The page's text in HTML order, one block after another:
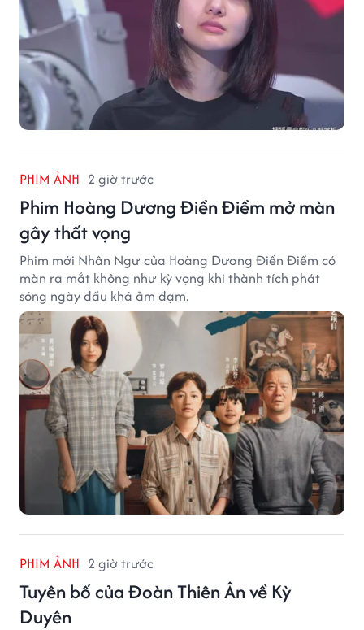
PHIM ẢNH 2 giờ trước
Phim Hoàng Dương Điền Điềm mở màn
gây thất vọng
Phim mới Nhân Ngư của Hoàng Dương Điền Điềm có
màn ra mắt không như kỳ vọng khi thành tích phát
sóng ngày đầu khá ảm đạm.
PHIM ẢNH 2 giờ trước
Tuyên bố của Đoàn Thiên Ân về Kỳ
Duyên